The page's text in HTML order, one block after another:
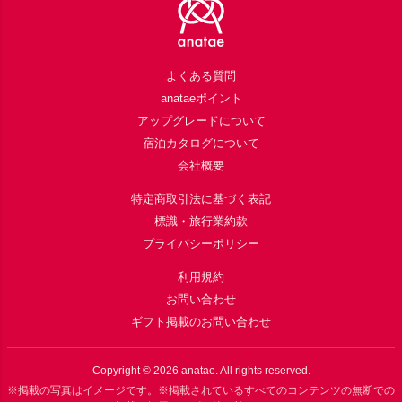
よくある質問
anataeポイント
アップグレードについて
宿泊カタログについて
会社概要
特定商取引法に基づく表記
標識・旅行業約款
プライバシーポリシー
利用規約
お問い合わせ
ギフト掲載のお問い合わせ
Copyright © 2026 anatae. All rights reserved.
※掲載の写真はイメージです。※掲載されているすべてのコンテンツの無断での